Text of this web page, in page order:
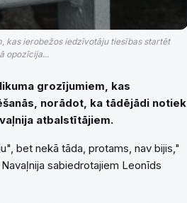
kas ierobežos iedzīvotāju tiesības startēt
opozīcija...
grozījumiem, kas
norādot, ka tādējādi notiek
atbalstītājiem.
bet nekā tāda, protams, nav bijis,"
sabiedrotajiem Leonīds